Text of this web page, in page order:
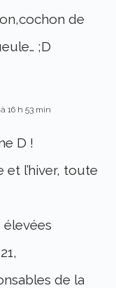
de
;D
16 h 53 min
D !
et l’hiver, toute
de la